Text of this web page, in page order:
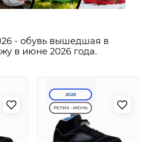
- обувь вышедшая в
в июне 2026 года.
2026
РЕЛИЗ - ИЮНЬ